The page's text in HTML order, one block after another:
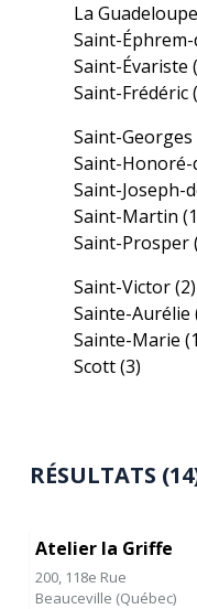
La
Saint-
Saint-Évariste
Saint-Frédéric
Saint-Georges
Saint-
Saint-Joseph-
Saint-Martin
Saint-Prosper
Saint-Victor(2)
Sainte-Aurélie
Sainte-Marie
Scott(3)
RÉSULTATS
Atelier la Griffe
200, 118e Rue
Beauceville (Québec)